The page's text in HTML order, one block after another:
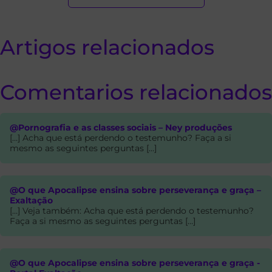
Artigos relacionados
Comentarios relacionados
@Pornografia e as classes sociais – Ney produções
[…] Acha que está perdendo o testemunho? Faça a si
mesmo as seguintes perguntas […]
@O que Apocalipse ensina sobre perseverança e graça –
Exaltação
[…] Veja também: Acha que está perdendo o testemunho?
Faça a si mesmo as seguintes perguntas […]
@O que Apocalipse ensina sobre perseverança e graça -